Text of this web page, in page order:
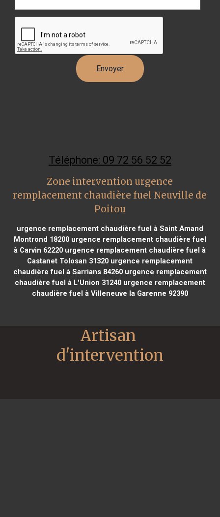
Téléphone: 09 72 56 52 52
Zone intervention urgence
remplacement chaudière fuel Neuville de
Poitou
urgence remplacement chaudière fuel à Saint Amand
Montrond 18200urgence remplacement chaudière fuel
à Carvin 62220 urgence remplacement chaudière fuel à
Castanet Tolosan 31320 urgence remplacement
chaudière fuel à Sarrians 84260urgence remplacement
chaudière fuel à L'Union 31240urgence remplacement
chaudière fuel à Villeneuve la Garenne 92390
Artisan
d'intervention